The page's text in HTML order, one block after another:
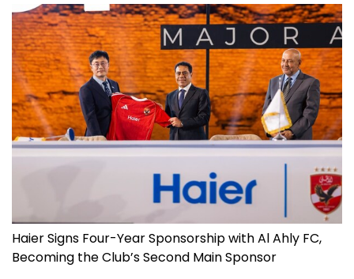
Haier Signs Four-Year Sponsorship with Al Ahly FC,
Becoming the Club’s Second Main Sponsor